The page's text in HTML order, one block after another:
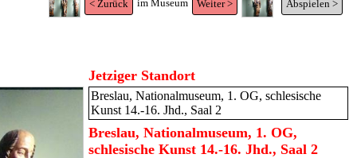
< Zurück im Museum Weiter > Abspielen >
Jetziger Standort
Breslau, Nationalmuseum, 1. OG, schlesische
Kunst 14.-16. Jhd., Saal 2
Breslau, Nationalmuseum, 1. OG,
schlesische Kunst 14.-16. Jhd., Saal 2